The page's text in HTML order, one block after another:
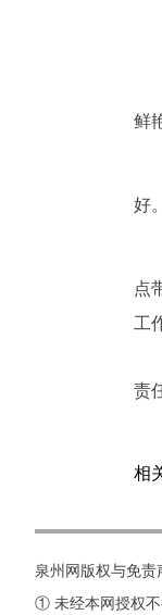
鲜
好
点
工
责
相
泉州网版权与免责
① 未经本网授权不